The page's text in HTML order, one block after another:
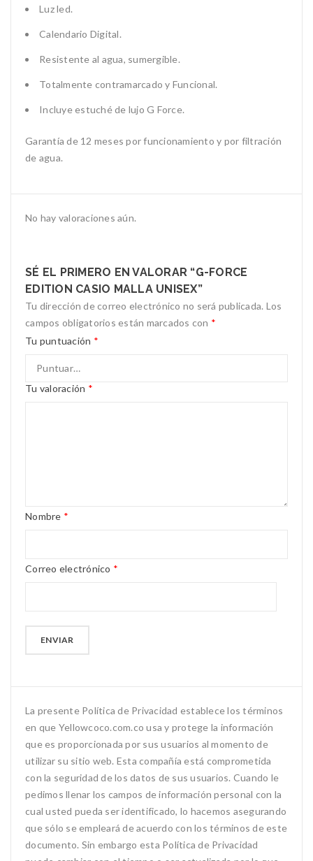
Luz led.
Calendario Digital.
Resistente al agua, sumergible.
Totalmente contramarcado y Funcional.
Incluye estuché de lujo G Force.
Garantía de 12 meses por funcionamiento y por filtración
de agua.
No hay valoraciones aún.
SÉ EL PRIMERO EN VALORAR “G-FORCE
EDITION CASIO MALLA UNISEX”
Tu dirección de correo electrónico no será publicada. Los
campos obligatorios están marcados con *
Tu puntuación *
Tu valoración *
Nombre *
Correo electrónico *
La presente Política de Privacidad establece los términos
en que Yellowcoco.com.co usa y protege la información
que es proporcionada por sus usuarios al momento de
utilizar su sitio web. Esta compañía está comprometida
con la seguridad de los datos de sus usuarios. Cuando le
pedimos llenar los campos de información personal con la
cual usted pueda ser identificado, lo hacemos asegurando
que sólo se empleará de acuerdo con los términos de este
documento. Sin embargo esta Política de Privacidad